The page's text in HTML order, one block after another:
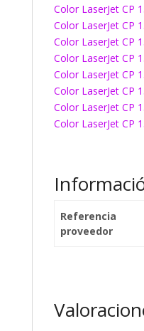
Color LaserJet CP
Color LaserJet CP
Color LaserJet CP
Color LaserJet CP
Color LaserJet CP
Color LaserJet CP
Color LaserJet CP
Color LaserJet CP
Referencia
proveedor